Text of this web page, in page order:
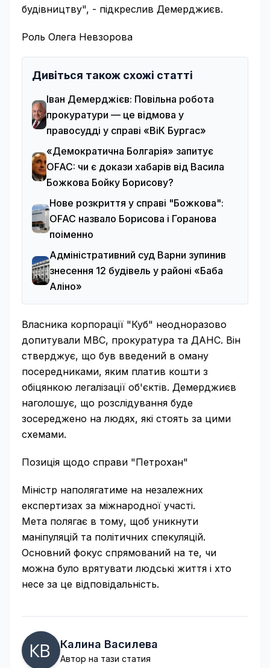
будівництву", - підкреслив Демерджиєв.
Роль Олега Невзорова
Дивіться також схожі статті
Іван Демерджієв: Повільна робота
прокуратури — це відмова у
правосудді у справі «ВіК Бургас»
«Демократична Болгарія» запитує
OFAC: чи є докази хабарів від Васила
Божкова Бойку Борисову?
Нове розкриття у справі "Божкова":
OFAC назвало Борисова і Горанова
поіменно
Адміністративний суд Варни зупинив
знесення 12 будівель у районі «Баба
Аліно»
Власника корпорації "Куб" неодноразово
допитували МВС, прокуратура та ДАНС. Він
стверджує, що був введений в оману
посередниками, яким платив кошти з
обіцянкою легалізації об'єктів. Демерджиєв
наголошує, що розслідування буде
зосереджено на людях, які стоять за цими
схемами.
Позиція щодо справи "Петрохан"
Міністр наполягатиме на незалежних
експертизах за міжнародної участі.
Мета полягає в тому, щоб уникнути
маніпуляцій та політичних спекуляцій.
Основний фокус спрямований на те, чи
можна було врятувати людські життя і хто
несе за це відповідальність.
Калина Василева
Автор на тази статия